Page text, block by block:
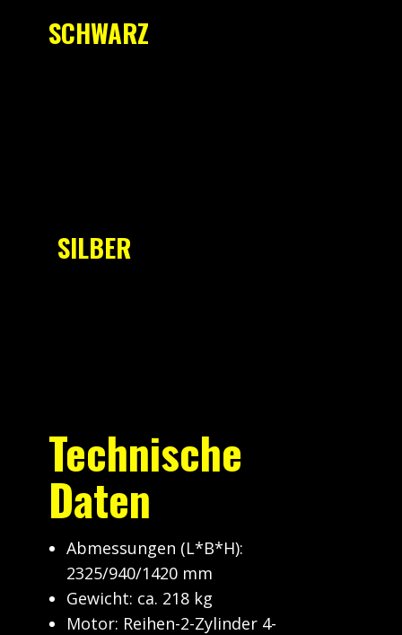
SCHWARZ
SILBER
Technische
Daten
Abmessungen (L*B*H):
2325/940/1420 mm
Gewicht: ca. 218 kg
Motor: Reihen-2-Zylinder 4-